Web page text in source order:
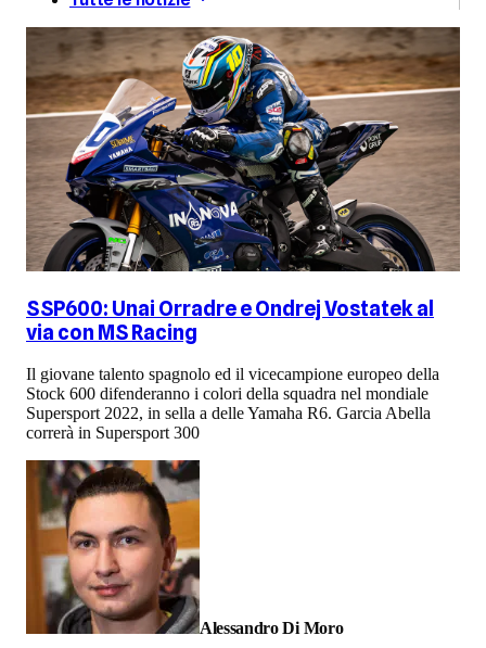
SSP600: Unai Orradre e Ondrej Vostatek al
via con MS Racing
Il giovane talento spagnolo ed il vicecampione europeo della
Stock 600 difenderanno i colori della squadra nel mondiale
Supersport 2022, in sella a delle Yamaha R6. Garcia Abella
correrà in Supersport 300
Alessandro Di Moro